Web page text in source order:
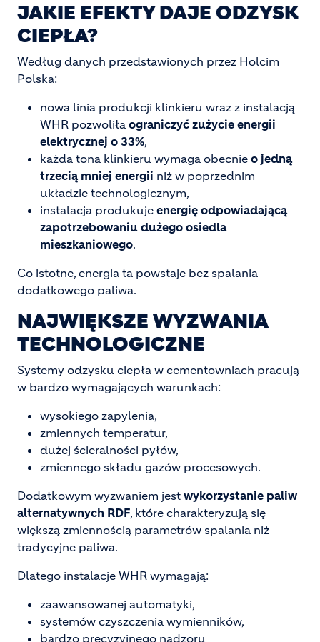
JAKIE EFEKTY DAJE ODZYSK
CIEPŁA?
Według danych przedstawionych przez Holcim
Polska:
nowa linia produkcji klinkieru wraz z instalacją
WHR pozwoliła ograniczyć zużycie energii
elektrycznej o 33%,
każda tona klinkieru wymaga obecnie o jedną
trzecią mniej energii niż w poprzednim
układzie technologicznym,
instalacja produkuje energię odpowiadającą
zapotrzebowaniu dużego osiedla
mieszkaniowego.
Co istotne, energia ta powstaje bez spalania
dodatkowego paliwa.
NAJWIĘKSZE WYZWANIA
TECHNOLOGICZNE
Systemy odzysku ciepła w cementowniach pracują
w bardzo wymagających warunkach:
wysokiego zapylenia,
zmiennych temperatur,
dużej ścieralności pyłów,
zmiennego składu gazów procesowych.
Dodatkowym wyzwaniem jest wykorzystanie paliw
alternatywnych RDF, które charakteryzują się
większą zmiennością parametrów spalania niż
tradycyjne paliwa.
Dlatego instalacje WHR wymagają:
zaawansowanej automatyki,
systemów czyszczenia wymienników,
bardzo precyzyjnego nadzoru